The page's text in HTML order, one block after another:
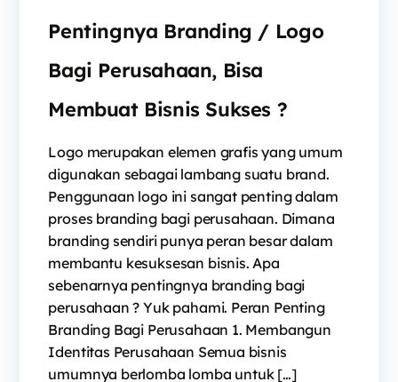
Pentingnya Branding / Logo
Bagi Perusahaan, Bisa
Membuat Bisnis Sukses ?
Logo merupakan elemen grafis yang umum
digunakan sebagai lambang suatu brand.
Penggunaan logo ini sangat penting dalam
proses branding bagi perusahaan. Dimana
branding sendiri punya peran besar dalam
membantu kesuksesan bisnis. Apa
sebenarnya pentingnya branding bagi
perusahaan ? Yuk pahami. Peran Penting
Branding Bagi Perusahaan 1. Membangun
Identitas Perusahaan Semua bisnis
umumnya berlomba lomba untuk […]